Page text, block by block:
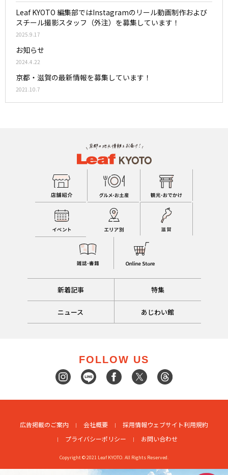
Leaf KYOTO 編集部ではInstagramのリール動画制作および
スチール撮影スタッフ（外注）を募集しています！
2025.9.17
お知らせ
2024.4.22
京都・滋賀の最新情報を募集しています！
2021.10.7
新着記事 特集
ニュース あじわい館
FOLLOW US
広告掲載のご案内 会社概要 採用情報ウェブサイト利用規約
プライバシーポリシー
お問い合わせ
Copyright © 2021 Leaf KYOTO. All Rights Reserved.